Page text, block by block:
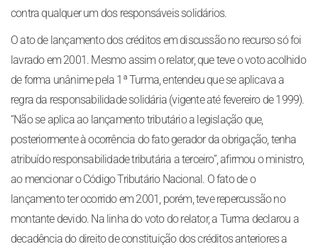
contra qualquer um dos responsáveis solidários.
O ato de lançamento dos créditos em discussão no recurso só foi
lavrado em 2001. Mesmo assim o relator, que teve o voto acolhido
de forma unânime pela 1ª Turma, entendeu que se aplicava a
regra da responsabilidade solidária (vigente até fevereiro de 1999).
“Não se aplica ao lançamento tributário a legislação que,
posteriormente à ocorrência do fato gerador da obrigação, tenha
atribuído responsabilidade tributária a terceiro”, afirmou o ministro,
ao mencionar o Código Tributário Nacional. O fato de o
lançamento ter ocorrido em 2001, porém, teve repercussão no
montante devido. Na linha do voto do relator, a Turma declarou a
decadência do direito de constituição dos créditos anteriores a